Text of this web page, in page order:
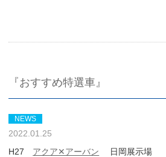
『おすすめ特選車』
NEWS
2022.01.25
H27 アクア✕アーバン 日岡展示場